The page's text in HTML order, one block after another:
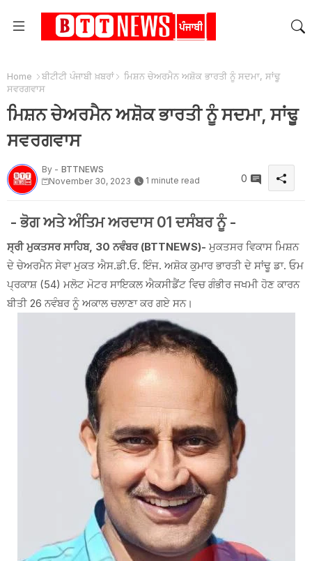
Home ਬੀਟੀਟੀ ਪੰਜਾਬੀ ਖ਼ਬਰਾਂ
ਮਿਸ਼ਨ ਚੇਅਰਮੈਨ ਅਸ਼ੋਕ ਭਾਰਤੀ ਨੂੰ ਸਦਮਾ, ਸਾਂਢੂ
ਸਵਰਗਵਾਸ
ਮਿਸ਼ਨ ਚੇਅਰਮੈਨ ਅਸ਼ੋਕ ਭਾਰਤੀ ਨੂੰ ਸਦਮਾ, ਸਾਂਢੂ
ਸਵਰਗਵਾਸ
By - BTTNEWS
November 30, 2023
1 minute read 0
- ਭੋਗ ਅਤੇ ਅੰਤਿਮ ਅਰਦਾਸ 01 ਦਸੰਬਰ ਨੂੰ -
ਸ੍ਰੀ ਮੁਕਤਸਰ ਸਾਹਿਬ, 30 ਨਵੰਬਰ (BTTNEWS)- ਮੁਕਤਸਰ ਵਿਕਾਸ ਮਿਸ਼ਨ
ਦੇ ਚੇਅਰਮੈਨ ਸੇਵਾ ਮੁਕਤ ਐਸ.ਡੀ.ਓ. ਇੰਜ. ਅਸ਼ੋਕ ਕੁਮਾਰ ਭਾਰਤੀ ਦੇ ਸਾਂਢੂ ਡਾ. ਓਮ
ਪ੍ਰਕਾਸ਼ (54) ਮਲੋਟ ਮੋਟਰ ਸਾਇਕਲ ਐਕਸੀਡੈਂਟ ਵਿਚ ਗੰਭੀਰ ਜਖਮੀ ਹੋਣ ਕਾਰਨ
ਬੀਤੀ 26 ਨਵੰਬਰ ਨੂੰ ਅਕਾਲ ਚਲਾਣਾ ਕਰ ਗਏ ਸਨ।